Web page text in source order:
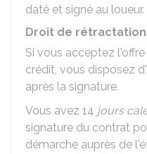
daté et signé au loueur.
Droit de rétractation
Si vous acceptez
crédit, vous disposez
après la signature.
Vous avez 14 jours
signature du contrat
démarche auprès de